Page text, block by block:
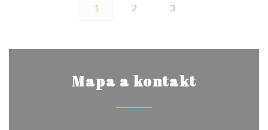
1 2 3
Mapa a kontakt